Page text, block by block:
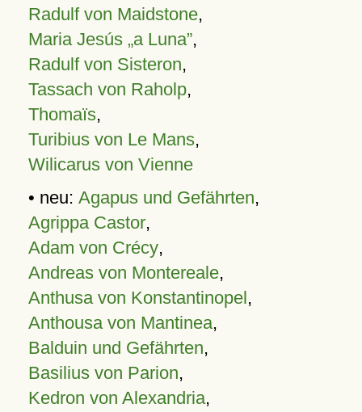
Radulf von Maidstone,
Maria Jesús „a Luna”,
Radulf von Sisteron,
Tassach von Raholp,
Thomaïs,
Turibius von Le Mans,
Wilicarus von Vienne
• neu: Agapus und Gefährten,
Agrippa Castor,
Adam von Crécy,
Andreas von Montereale,
Anthusa von Konstantinopel,
Anthousa von Mantinea,
Balduin und Gefährten,
Basilius von Parion,
Kedron von Alexandria,